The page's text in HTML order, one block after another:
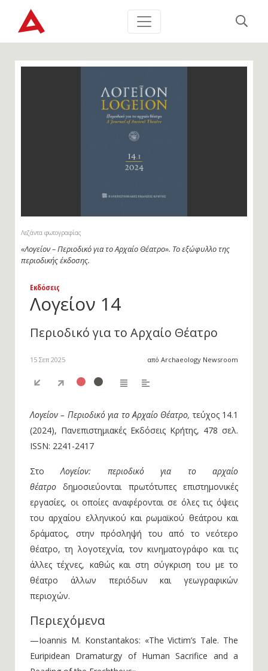
Λεζάντα φωτογραφίας
«Λογείον – Περιοδικό για το Αρχαίο Θέατρο». Το εξώφυλλο της
περιοδικής έκδοσης.
Εκδόσεις
Λογείον 14
Περιοδικό για το Αρχαίο Θέατρο
15 Σεπ 2025 από Archaeology Newsroom
Λογείον – Περιοδικό για το Αρχαίο Θέατρο, τεύχος 14.1
(2024), Πανεπιστημιακές Εκδόσεις Κρήτης, 478 σελ.
ISSN: 2241-2417
ΣτοΛογείον: περιοδικό για το αρχαίο
θέατρο δημοσιεύονται πρωτότυπες επιστημονικές
εργασίες, οι οποίες αναφέρονται σε όλες τις όψεις
του αρχαίου ελληνικού και ρωμαϊκού θεάτρου και
δράματος, στην πρόσληψή του από το νεότερο
θέατρο, τη λογοτεχνία, τον κινηματογράφο και τις
άλλες τέχνες, καθώς και στη σύγκριση του με το
θέατρο άλλων περιόδων και γεωγραφικών
περιοχών.
Περιεχόμενα
—Ioannis M. Konstantakos: «The Victim’s Tale. The
Euripidean Dramaturgy of Human Sacrifice and a